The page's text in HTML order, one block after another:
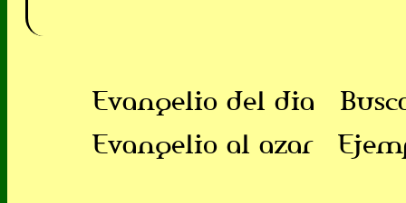
Evangelio del dia
Evangelio al azar